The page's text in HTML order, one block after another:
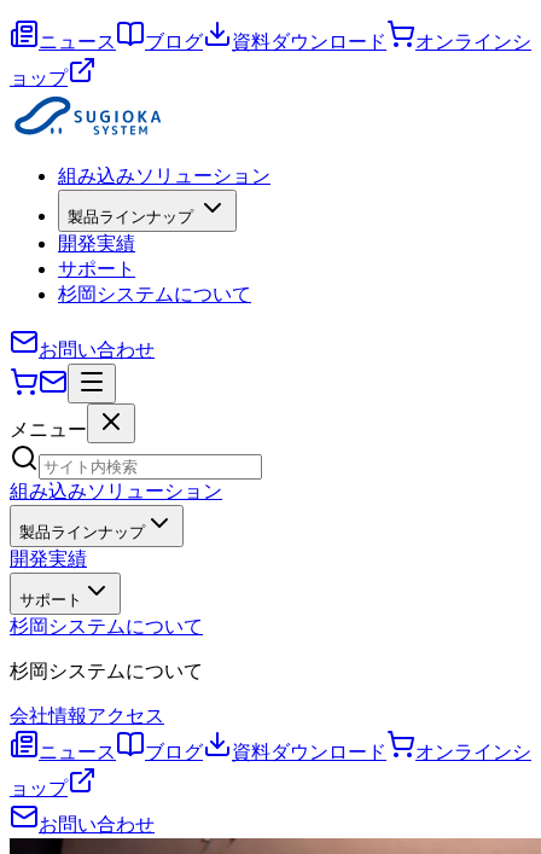
ニュース ブログ 資料ダウンロード
オンラインシ
ョップ
組み込みソリューション
製品ラインナップ
開発実績
サポート
杉岡システムについて
お問い合わせ
メニュー
組み込みソリューション
製品ラインナップ
開発実績
サポート
杉岡システムについて
杉岡システムについて
会社情報アクセス
ニュース
ブログ 資料ダウンロード
オンラインシ
ョップ
お問い合わせ